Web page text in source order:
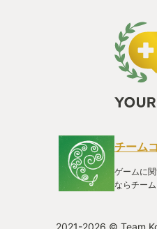
モアなどもしゃべり切る。 本
で、笑ったり泣いたり、完成
る。 拠点・村復興のクラフト
く、壁・ドアを作ると部屋と
室になったりキッチンになっ
いが、壁のみで建物として機
る。 住民からの要望と、クラ
とてもバランスよく、いい感
イになっている。 そして音楽
プレイして聴け。 すぎやまさ
う。 ゲーム音楽はゲームプレ
チーム
ゲームに
ならチー
2021-2026 © Team